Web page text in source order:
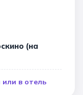
(на
в отель